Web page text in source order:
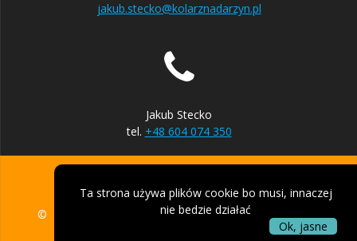
jakub.stecko@kolarznadarzyn.pl
Jakub Stecko
tel. +48 604 074 350
© 2026 UKS Kolarz Nadarzyn. Zbudowano przy użyciu
Ta strona używa plików cookie bo musi, innaczej
nie bedzie działać
Ok, jasne